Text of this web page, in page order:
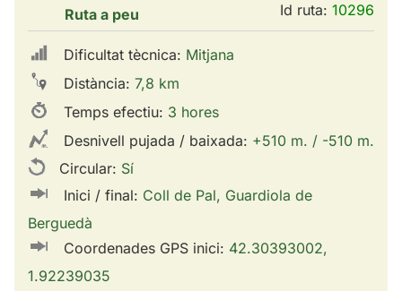
Ruta a peu Id ruta: 10296
Dificultat tècnica: Mitjana
Distància: 7,8 km
Temps efectiu: 3 hores
Desnivell pujada / baixada: +510 m. / -510 m.
Circular: Sí
Inici / final: Coll de Pal, Guardiola de
Berguedà
Coordenades GPS inici: 42.30393002,
1.92239035